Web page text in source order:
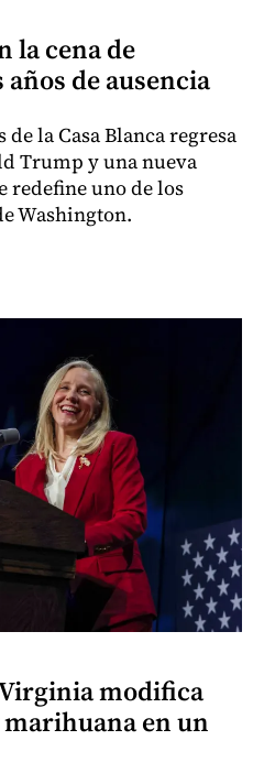
la cena de
de ausencia
la Casa Blanca regresa
Trump y una nueva
redefine uno de los
Washington.
modifica
en un